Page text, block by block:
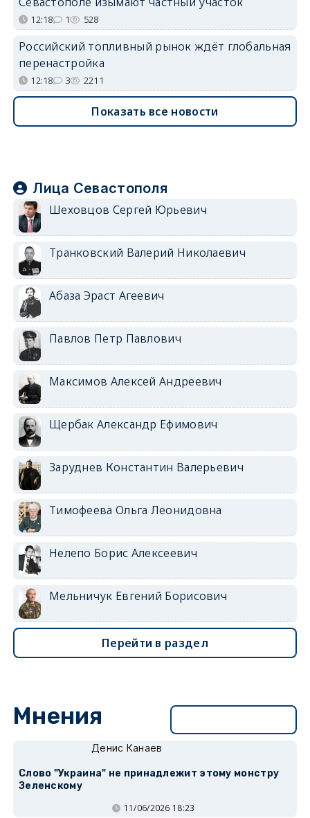
12:18 1 528
Российский топливный рынок ждёт глобальная
перенастройка
12:18 3 2211
Показать все новости
Лица Севастополя
Шеховцов Сергей Юрьевич
Транковский Валерий Николаевич
Абаза Эраст Агеевич
Павлов Петр Павлович
Максимов Алексей Андреевич
Щербак Александр Ефимович
Заруднев Константин Валерьевич
Тимофеева Ольга Леонидовна
Нелепо Борис Алексеевич
Мельничук Евгений Борисович
Перейти в раздел
Мнения
Денис Канаев
Слово "Украина" не принадлежит этому монстру
Зеленскому
11/06/2026 18:23